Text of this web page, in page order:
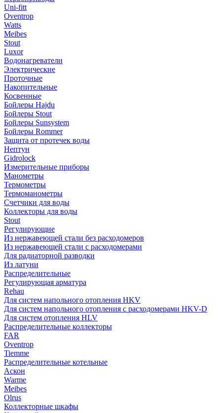
Uni-fitt
Oventrop
Watts
Meibes
Stout
Luxor
Водонагреватели
Электрические
Проточные
Накопительные
Косвенные
Бойлеры Hajdu
Бойлеры Stout
Бойлеры Sunsystem
Бойлеры Rommer
Защита от протечек воды
Нептун
Gidrolock
Измерительные приборы
Манометры
Термометры
Термоманометры
Счетчики для воды
Коллекторы для воды
Stout
Регулирующие
Из нержавеющей стали без расходомеров
Из нержавеющей стали с расходомерами
Для радиаторной разводки
Из латуни
Распределительные
Регулирующая арматура
Rehau
Для систем напольного отопления HKV
Для систем напольного отопления с расходомерами HKV-D
Для систем отопления HLV
Распределительные коллекторы
FAR
Oventrop
Tiemme
Распределительные котельные
Аскон
Warme
Meibes
Olrus
Коллекторные шкафы